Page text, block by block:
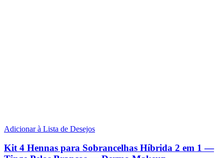
Adicionar à Lista de Desejos
Kit 4 Hennas para Sobrancelhas Híbrida 2 em 1 —